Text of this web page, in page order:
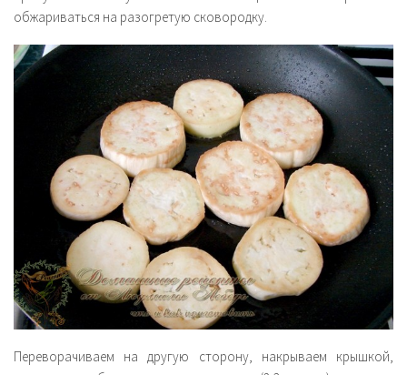
обжариваться на разогретую сковородку.
Переворачиваем на другую сторону, накрываем крышкой,